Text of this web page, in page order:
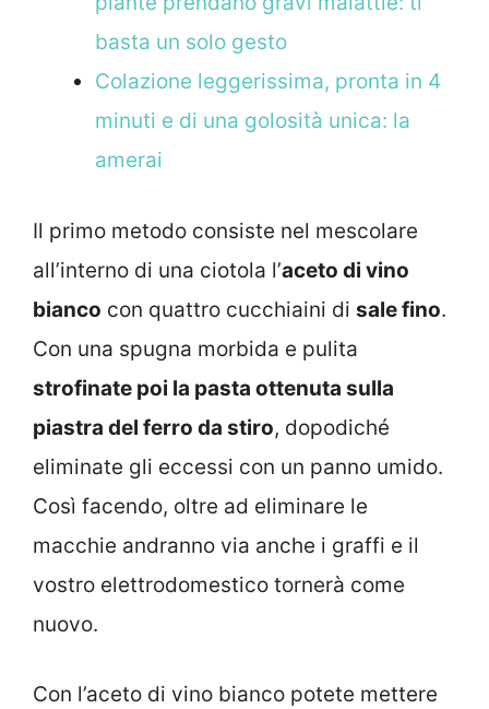
basta un solo gesto
Colazione leggerissima, pronta in 4
minuti e di una golosità unica: la
amerai
Il primo metodo consiste nel mescolare
all’interno di una ciotola l’aceto di vino
bianco con quattro cucchiaini di sale fino.
Con una spugna morbida e pulita
strofinate poi la pasta ottenuta sulla
piastra del ferro da stiro, dopodiché
eliminate gli eccessi con un panno umido.
Così facendo, oltre ad eliminare le
macchie andranno via anche i graffi e il
vostro elettrodomestico tornerà come
nuovo.
Con l’aceto di vino bianco potete mettere